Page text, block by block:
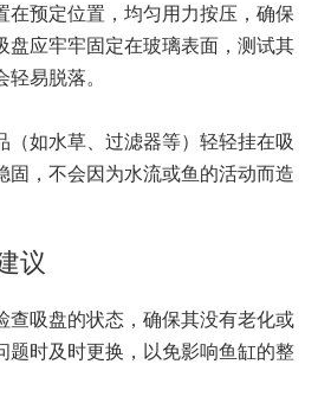
在预定位置，均匀用力按压，确保
盘应牢牢固定在玻璃表面，测试其
易脱落。
（如水草、过滤器等）轻轻挂在吸
固，不会因为水流或鱼的活动而造
议
查吸盘的状态，确保其没有老化或
题时及时更换，以免影响鱼缸的整